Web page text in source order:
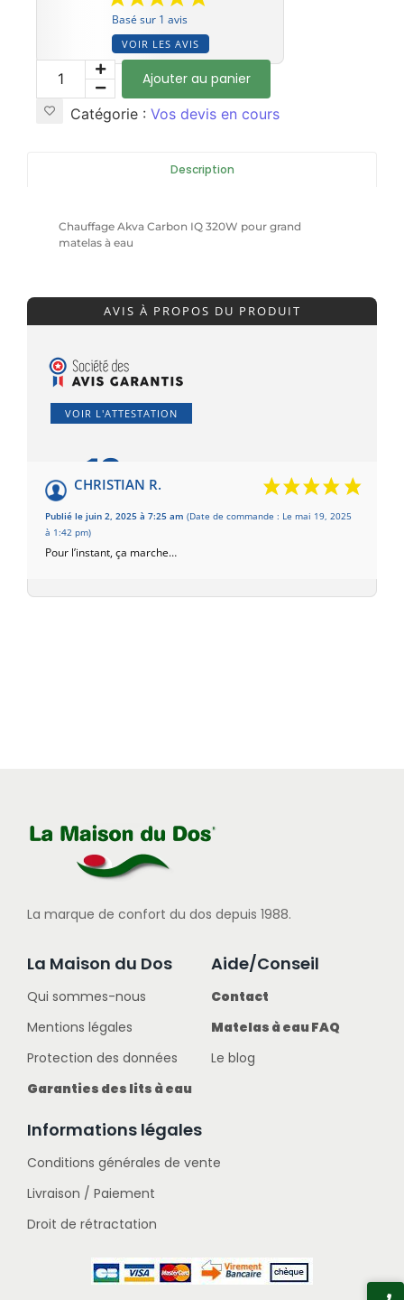
Basé sur 1 avis
VOIR LES AVIS
Ajouter au panier
Catégorie : Vos devis en cours
Description
Chauffage Akva Carbon IQ 320W pour grand
matelas à eau
AVIS À PROPOS DU PRODUIT
VOIR L'ATTESTATION
10/10
Basé sur 1 avis
CHRISTIAN R.
Publié le juin 2, 2025 à 7:25 am (Date de commande : Le mai 19, 2025
à 1:42 pm)
Pour l’instant, ça marche…
La marque de confort du dos depuis 1988.
La Maison du Dos
Qui sommes-nous
Mentions légales
Protection des données
Garanties des lits à eau
Aide/Conseil
Contact
Matelas à eau FAQ
Le blog
Informations légales
Conditions générales de vente
Livraison / Paiement
Droit de rétractation